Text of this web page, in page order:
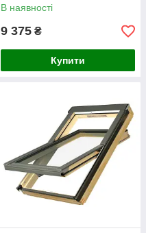
В наявності
9 375 ₴
Купити